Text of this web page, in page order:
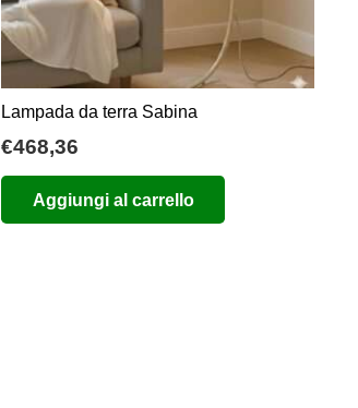
Lampada da terra Sabina
€468,36
Aggiungi al carrello